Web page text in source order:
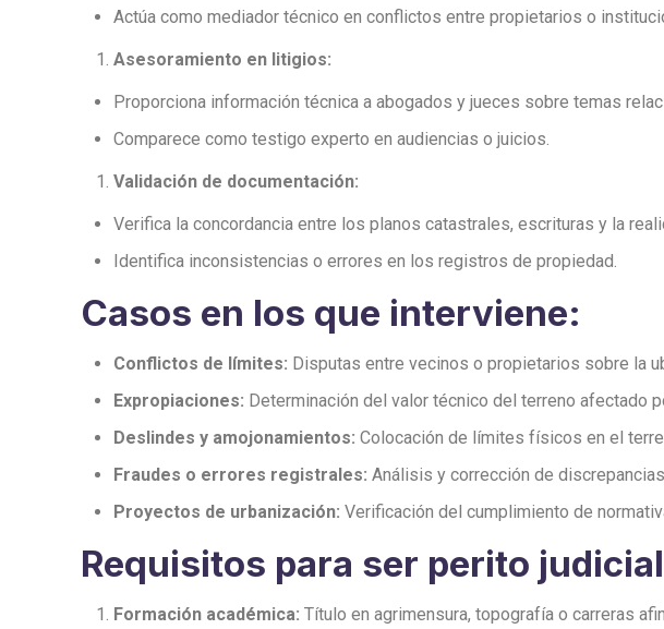
Actúa como mediador técnico en conflictos entre propietarios o
Asesoramiento en litigios:
Proporciona información técnica a abogados y jueces sobre temas
Comparece como testigo experto en audiencias o juicios.
Validación de documentación:
Verifica la concordancia entre los planos catastrales, escrituras y la
Identifica inconsistencias o errores en los registros de propiedad.
Casos en los que interviene:
Conflictos de límites: Disputas entre vecinos o propietarios sobre la
Expropiaciones: Determinación del valor técnico del terreno afectado
Deslindes y amojonamientos: Colocación de límites físicos en el
Fraudes o errores registrales: Análisis y corrección de
Proyectos de urbanización: Verificación del cumplimiento de
Requisitos para ser perito
Formación académica: Título en agrimensura, topografía o carreras